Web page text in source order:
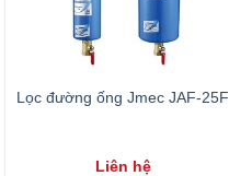
Lọc đường ống Jmec JAF-25F
Liên hệ